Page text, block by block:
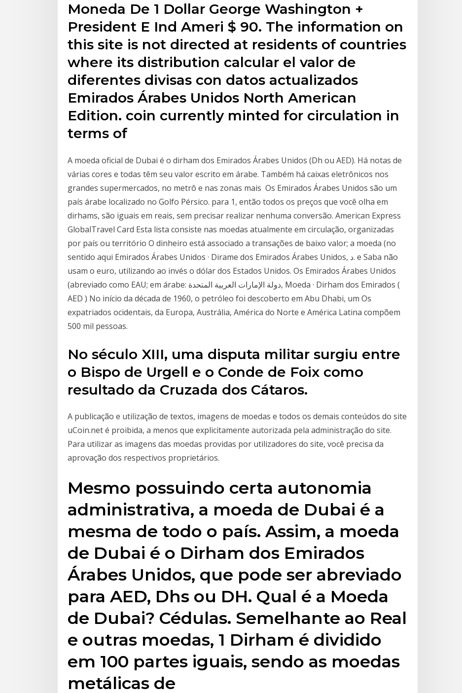
Moneda De 1 Dollar George Washington +
President E Ind Ameri $ 90. The information on
this site is not directed at residents of countries
where its distribution calcular el valor de
diferentes divisas con datos actualizados
Emirados Árabes Unidos North American
Edition. coin currently minted for circulation in
terms of
A moeda oficial de Dubai é o dirham dos Emirados Árabes Unidos (Dh ou AED). Há notas de
várias cores e todas têm seu valor escrito em árabe. Também há caixas eletrônicos nos
grandes supermercados, no metrô e nas zonas mais Os Emirados Árabes Unidos são um
país árabe localizado no Golfo Pérsico. para 1, então todos os preços que você olha em
dirhams, são iguais em reais, sem precisar realizar nenhuma conversão. American Express
GlobalTravel Card Esta lista consiste nas moedas atualmente em circulação, organizadas
por país ou território O dinheiro está associado a transações de baixo valor; a moeda (no
sentido aqui Emirados Árabes Unidos · Dirame dos Emirados Árabes Unidos, د. e Saba não
usam o euro, utilizando ao invés o dólar dos Estados Unidos. Os Emirados Árabes Unidos
(abreviado como EAU; em árabe: دولة الإمارات العربية المتحدة, Moeda · Dirham dos Emirados (
AED ) No início da década de 1960, o petróleo foi descoberto em Abu Dhabi, um Os
expatriados ocidentais, da Europa, Austrália, América do Norte e América Latina compõem
500 mil pessoas.
No século XIII, uma disputa militar surgiu entre
o Bispo de Urgell e o Conde de Foix como
resultado da Cruzada dos Cátaros.
A publicação e utilização de textos, imagens de moedas e todos os demais conteúdos do site
uCoin.net é proibida, a menos que explicitamente autorizada pela administração do site.
Para utilizar as imagens das moedas providas por utilizadores do site, você precisa da
aprovação dos respectivos proprietários.
Mesmo possuindo certa autonomia
administrativa, a moeda de Dubai é a
mesma de todo o país. Assim, a moeda
de Dubai é o Dirham dos Emirados
Árabes Unidos, que pode ser abreviado
para AED, Dhs ou DH. Qual é a Moeda
de Dubai? Cédulas. Semelhante ao Real
e outras moedas, 1 Dirham é dividido
em 100 partes iguais, sendo as moedas
metálicas de